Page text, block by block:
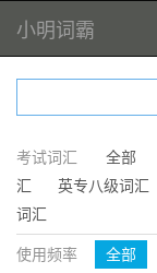
小明词霸
考试词汇 全部
汇
英专八级词汇
词汇
使用频率 全部